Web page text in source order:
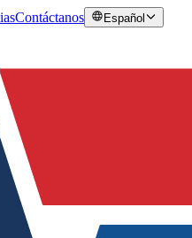
Contáctanos Español